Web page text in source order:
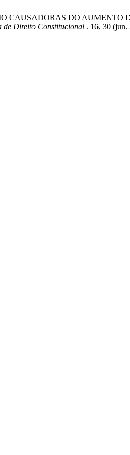
CAUSADORAS DO
de Direito Constitucional . 16, 30 (jun.